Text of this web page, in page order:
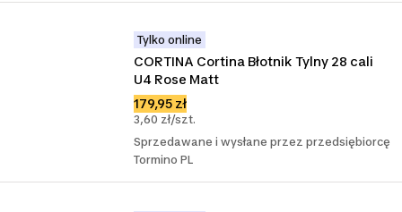
Tylko online
CORTINA Cortina Błotnik Tylny 28 cali
U4 Rose Matt
179,95 zł
3,60 zł/szt.
Sprzedawane i wysłane przez przedsiębiorcę
Tormino PL